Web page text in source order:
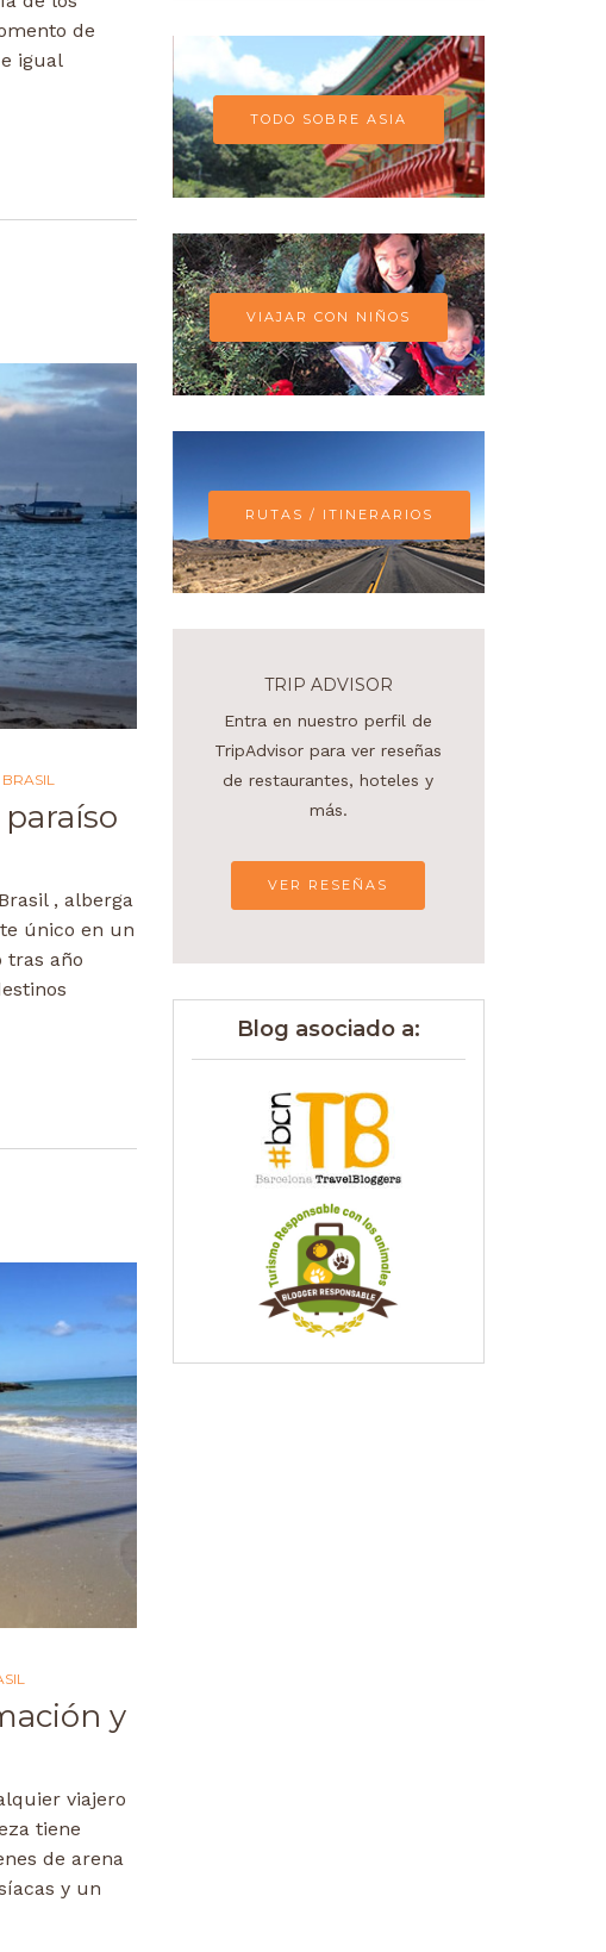
de
igual
, alberga
único en un
tras año
y
viajero
tiene
de arena
y un
TODO SOBRE ASIA
VIAJAR CON NIÑOS
RUTAS / ITINERARIOS
TRIP ADVISOR
Entra en nuestro perfil de
TripAdvisor para ver reseñas
de restaurantes, hoteles y
más.
VER RESEÑAS
Blog asociado a: